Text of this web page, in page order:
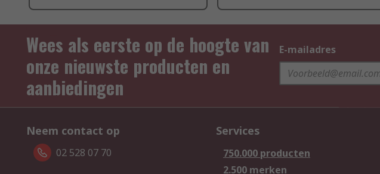
Wees als eerste op de hoogte van
onze nieuwste producten en
aanbiedingen
E-mailadres
Neem contact op
02 528 07 70
Services
750.000 producten
2.500 merken